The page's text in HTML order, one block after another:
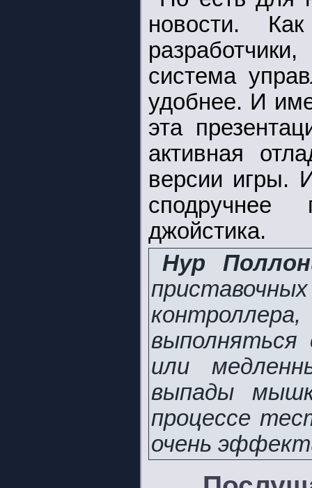
новости.
система
удобнее. И
эта
активная
версии игры.
джойстика.
Нур
или
выпады
процессе
очень